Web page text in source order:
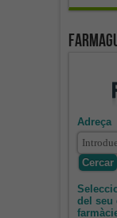
Adreça
del seu